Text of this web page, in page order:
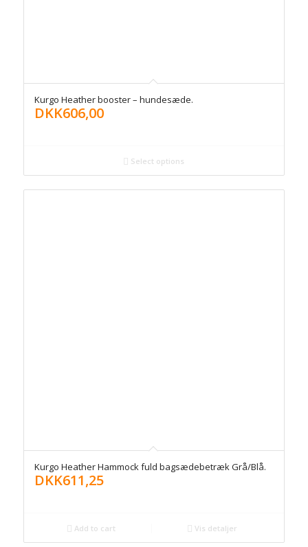
Kurgo Heather booster – hundesæde.
DKK606,00
Select options
Kurgo Heather Hammock fuld bagsædebetræk Grå/Blå.
DKK611,25
Add to cart Vis detaljer